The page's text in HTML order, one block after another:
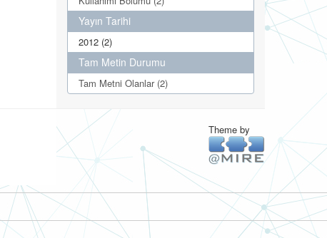
Yayın Tarihi
2012 (2)
Tam Metin Durumu
Tam Metni Olanlar (2)
Theme by